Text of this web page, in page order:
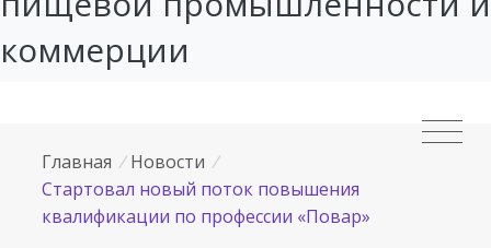
коммерции
Главная / Новости /
Стартовал новый поток повышения
квалификации по профессии «Повар»